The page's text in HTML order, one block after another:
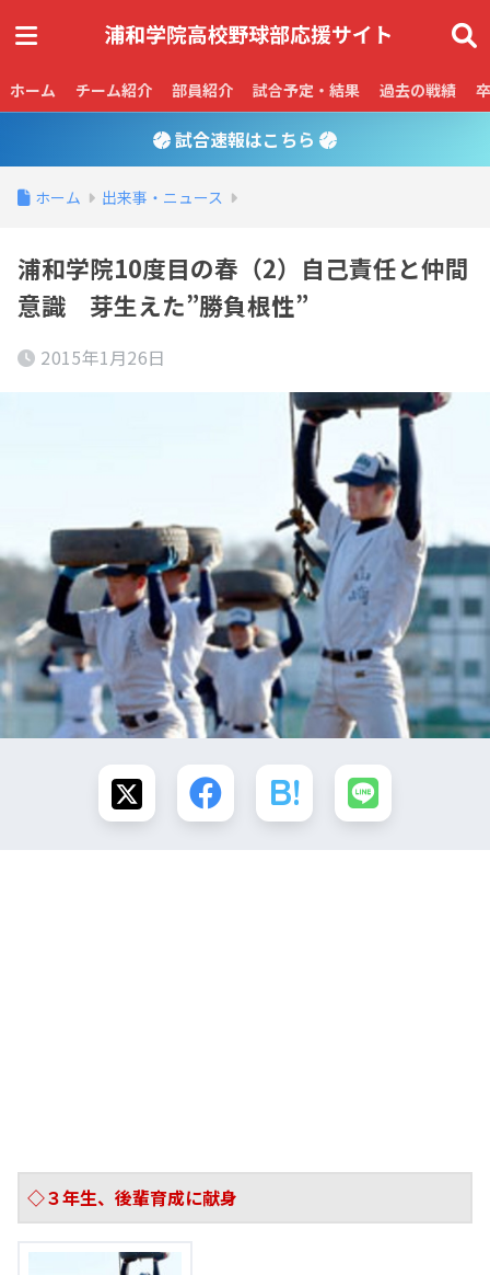
ホーム チーム紹介 部員紹介 試合予定・結果 過去の戦績
試合速報はこちら
ホーム 出来事・ニュース
浦和学院10度目の春（2）自己責任と仲間
意識 芽生えた”勝負根性”
2015年1月26日
◇３年生、後輩育成に献身